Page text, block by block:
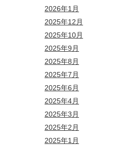
2026年1月
2025年12月
2025年10月
2025年9月
2025年8月
2025年7月
2025年6月
2025年4月
2025年3月
2025年2月
2025年1月